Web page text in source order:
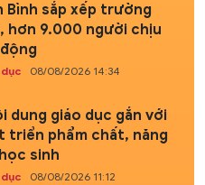
Bình sắp xếp trường
hơn 9.000 người chịu
08/08/2026 14:34
dung giáo dục gắn với
triển phẩm chất, năng
sinh
08/08/2026 11:12